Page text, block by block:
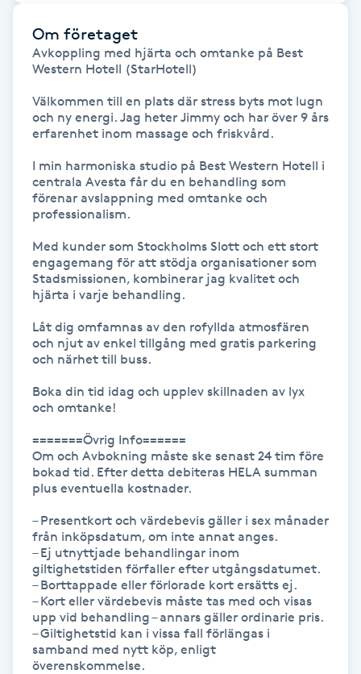
Gelenaglar
Gellack
Gellack med förstärkning
Gravidyoga
Gua Sha-massage
Hatha Yoga
Headspa
Herrklippning
HIFU
Hollywood Peel
Hot Stone Massage
Hot yoga
Om företaget
Avkoppling med hjärta och omtanke på Best
Western Hotell (StarHotell)
Välkommen till en plats där stress byts mot lugn
och ny energi. Jag heter Jimmy och har över 9 års
erfarenhet inom massage och friskvård.
I min harmoniska studio på Best Western Hotell i
centrala Avesta får du en behandling som
förenar avslappning med omtanke och
professionalism.
Med kunder som Stockholms Slott och ett stort
engagemang för att stödja organisationer som
Stadsmissionen, kombinerar jag kvalitet och
hjärta i varje behandling.
Låt dig omfamnas av den rofyllda atmosfären
och njut av enkel tillgång med gratis parkering
och närhet till buss.
Boka din tid idag och upplev skillnaden av lyx
och omtanke!
=======Övrig Info======
Om och Avbokning måste ske senast 24 tim före
bokad tid. Efter detta debiteras HELA summan
plus eventuella kostnader.
– Presentkort och värdebevis gäller i sex månader
från inköpsdatum, om inte annat anges.
– Ej utnyttjade behandlingar inom
giltighetstiden förfaller efter utgångsdatumet.
– Borttappade eller förlorade kort ersätts ej.
– Kort eller värdebevis måste tas med och visas
upp vid behandling – annars gäller ordinarie pris.
– Giltighetstid kan i vissa fall förlängas i
samband med nytt köp, enligt
överenskommelse.